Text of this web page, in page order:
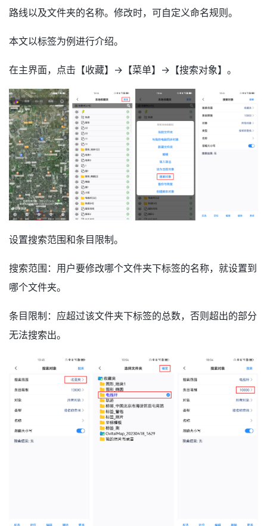
路线以及文件夹的名称。修改时，可自定义命名规则。
本文以标签为例进行介绍。
在主界面，点击【收藏】→【菜单】→【搜索对象】。
设置搜索范围和条目限制。
搜索范围：用户要修改哪个文件夹下标签的名称，就设置到
哪个文件夹。
条目限制：应超过该文件夹下标签的总数，否则超出的部分
无法搜索出。